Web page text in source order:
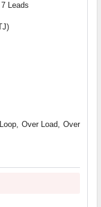
Leads
Over Load, Over